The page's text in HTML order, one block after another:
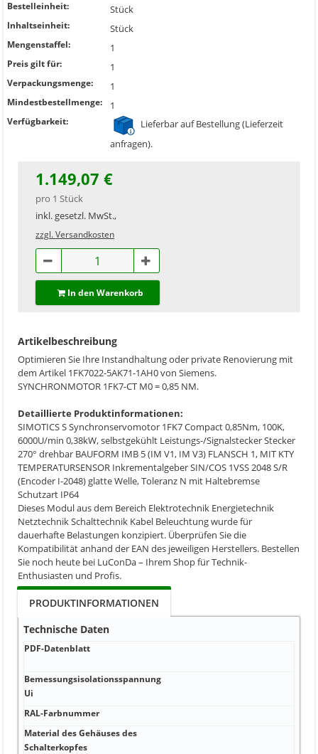
Bestelleinheit: Stück
Inhaltseinheit: Stück
Mengenstaffel: 1
Preis gilt für: 1
Verpackungsmenge: 1
Mindestbestellmenge: 1
Verfügbarkeit:
Lieferbar auf Bestellung (Lieferzeit
anfragen).
1.149,07 €
pro 1 Stück
inkl. gesetzl. MwSt.,
zzgl. Versandkosten
In den Warenkorb
Artikelbeschreibung
Optimieren Sie Ihre Instandhaltung oder private Renovierung mit
dem Artikel 1FK7022-5AK71-1AH0 von Siemens.
SYNCHRONMOTOR 1FK7-CT M0 = 0,85 NM.
Detaillierte Produktinformationen:
SIMOTICS S Synchronservomotor 1FK7 Compact 0,85Nm, 100K,
6000U/min 0,38kW, selbstgekühlt Leistungs-/Signalstecker Stecker
270° drehbar BAUFORM IMB 5 (IM V1, IM V3) FLANSCH 1, MIT KTY
TEMPERATURSENSOR Inkrementalgeber SIN/COS 1VSS 2048 S/R
(Encoder I-2048) glatte Welle, Toleranz N mit Haltebremse
Schutzart IP64
Dieses Modul aus dem Bereich Elektrotechnik Energietechnik
Netztechnik Schalttechnik Kabel Beleuchtung wurde für
dauerhafte Belastungen konzipiert. Überprüfen Sie die
Kompatibilität anhand der EAN des jeweiligen Herstellers. Bestellen
Sie noch heute bei LuConDa – Ihrem Shop für Technik-
Enthusiasten und Profis.
PRODUKTINFORMATIONEN
Technische Daten
PDF-Datenblatt
Bemessungsisolationsspannung
Ui
RAL-Farbnummer
Material des Gehäuses des
Schalterkopfes